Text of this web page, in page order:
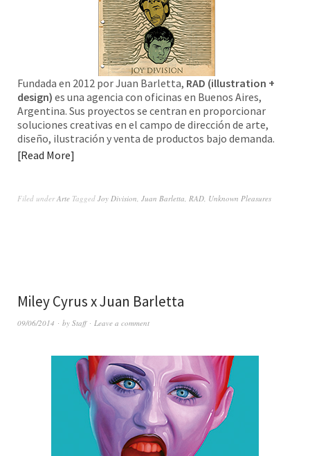
Fundada en 2012 por Juan Barletta, RAD (illustration +
design) es una agencia con oficinas en Buenos Aires,
Argentina. Sus proyectos se centran en proporcionar
soluciones creativas en el campo de dirección de arte,
diseño, ilustración y venta de productos bajo demanda.
Read More
Filed underArte Tagged Joy Division, Juan Barletta, RAD, Unknown Pleasures
Miley Cyrus x Juan Barletta
09/06/2014 by Staff Leave a comment